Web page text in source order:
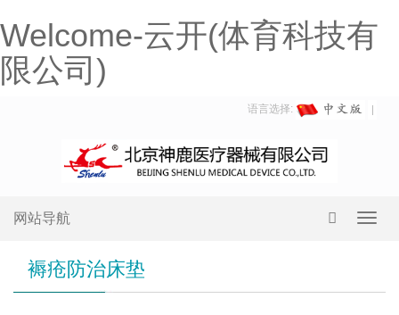
Welcome-云开(体育科技有
限公司)
语言选择:
网站导航
褥疮防治床垫